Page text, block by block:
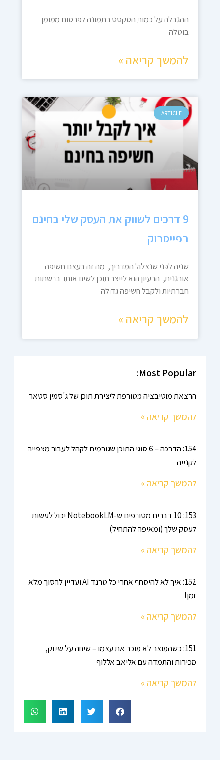
ההגבלה על כמות הטקסט בתמונה לפרסום ממומן
בוטלה
להמשך קריאה »
ARTICLE
9 דרכים לשווק את העסק שלי בחינם
בפייסבוק
שניה לפני שנצלול המדריך, מה זה בעצם חשיפה
אורגנית, הרעיון הוא לייצר תוכן לשים אותו ברשתות
חברתיות ולקבל חשיפה גדולה
להמשך קריאה »
Most Popular:
הרצאת מוטיבציה מטורפת ליצירת תוכן של ג'סמין סטאר
להמשך קריאה »
154: הדרכה – 6 סוגי התוכן שגורמים לקהל לעבור מצפייה
לקנייה
להמשך קריאה »
153: 10 דברים מטורפים ש-NotebookLM יכול לעשות
לעסק שלך (ומאיפה להתחיל)
להמשך קריאה »
152: איך לא להיסחף אחרי כל טרנד AI ועדיין לחסוך מלא
זמן!
להמשך קריאה »
151: כשהמוצר לא מוכר את עצמו – שיחה על שיווק,
מכירות והתמדה עם אליאב אללוף
להמשך קריאה »